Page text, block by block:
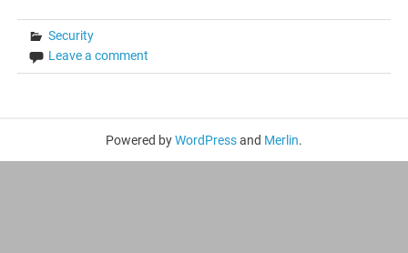
Security
Leave a comment
Powered byWordPressand Merlin.